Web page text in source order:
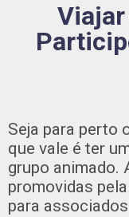
Seja para perto
que vale é ter
grupo animado.
promovidas
para